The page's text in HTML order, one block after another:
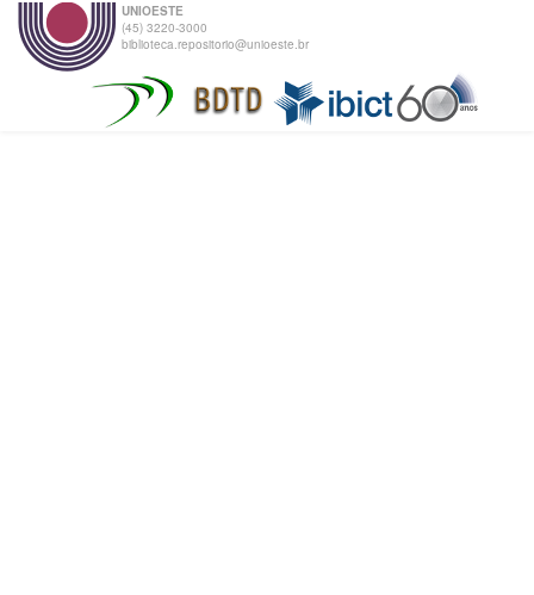
UNIOESTE
(45) 3220-3000
biblioteca.repositorio@unioeste.br